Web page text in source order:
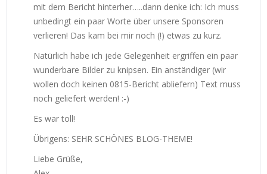
mit dem Bericht hinterher…..dann denke ich: Ich muss
unbedingt ein paar Worte über unsere Sponsoren
verlieren! Das kam bei mir noch (!) etwas zu kurz.
Natürlich habe ich jede Gelegenheit ergriffen ein paar
wunderbare Bilder zu knipsen. Ein anständiger (wir
wollen doch keinen 0815-Bericht abliefern) Text muss
noch geliefert werden! :-)
Es war toll!
Übrigens: SEHR SCHÖNES BLOG-THEME!
Liebe Grüße,